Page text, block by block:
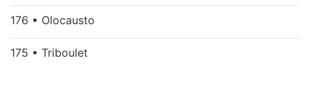
176 • Olocausto
175 • Triboulet